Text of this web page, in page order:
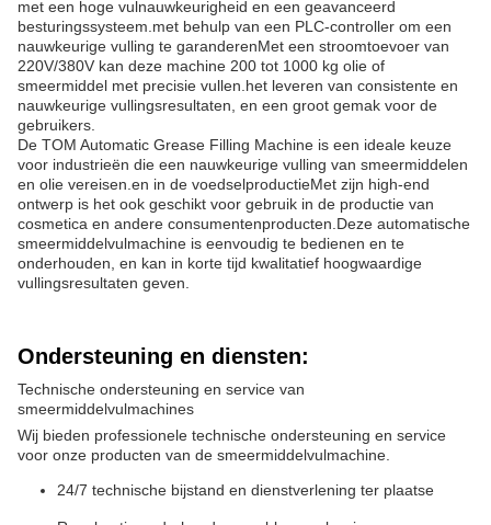
met een hoge vulnauwkeurigheid en een geavanceerd
besturingssysteem.met behulp van een PLC-controller om een
nauwkeurige vulling te garanderenMet een stroomtoevoer van
220V/380V kan deze machine 200 tot 1000 kg olie of
smeermiddel met precisie vullen.het leveren van consistente en
nauwkeurige vullingsresultaten, en een groot gemak voor de
gebruikers.
De TOM Automatic Grease Filling Machine is een ideale keuze
voor industrieën die een nauwkeurige vulling van smeermiddelen
en olie vereisen.en in de voedselproductieMet zijn high-end
ontwerp is het ook geschikt voor gebruik in de productie van
cosmetica en andere consumentenproducten.Deze automatische
smeermiddelvulmachine is eenvoudig te bedienen en te
onderhouden, en kan in korte tijd kwalitatief hoogwaardige
vullingsresultaten geven.
Ondersteuning en diensten:
Technische ondersteuning en service van
smeermiddelvulmachines
Wij bieden professionele technische ondersteuning en service
voor onze producten van de smeermiddelvulmachine.
24/7 technische bijstand en dienstverlening ter plaatse